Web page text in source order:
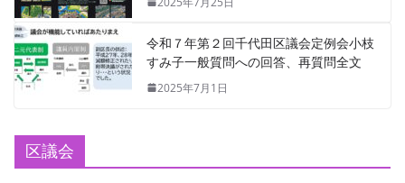
令和７年第２回千代田区議会定例会小枝
すみ子一般質問への回答、再質問全文
2025年7月1日
区議会